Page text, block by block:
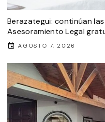
Berazategui: continúan
Asesoramiento Legal
AGOSTO 7, 2026